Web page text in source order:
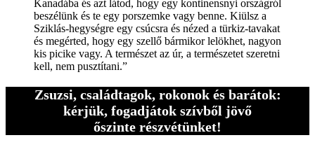
Kanadába és azt látod, hogy egy kontinensnyi országról
beszélünk és te egy porszemke vagy benne. Kiülsz a
Sziklás-hegységre egy csúcsra és nézed a türkiz-tavakat
és megérted, hogy egy szellő bármikor lelökhet, nagyon
kis picike vagy. A természet az úr, a természetet szeretni
kell, nem pusztítani.”
Zsuzsi, családtagok, rokonok és barátok:
kérjük, fogadjátok szívből jövő
őszinte részvétünket!